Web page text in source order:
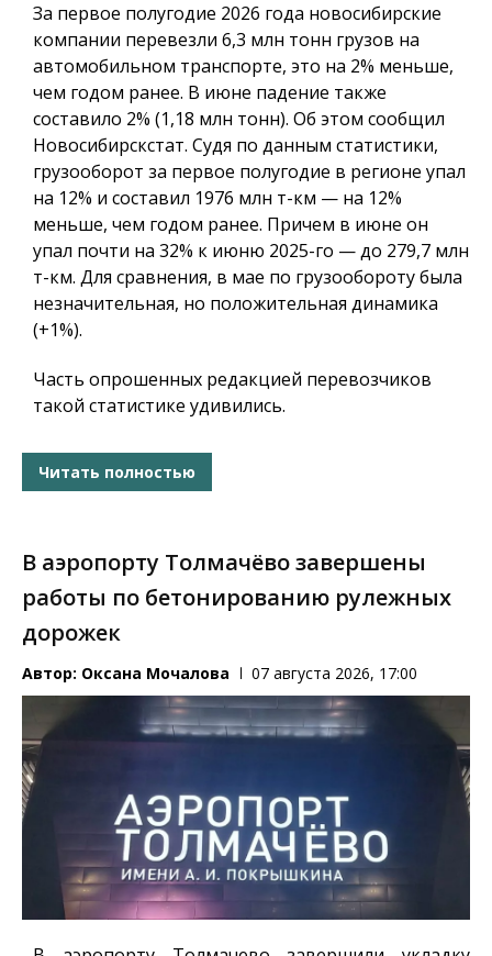
За первое полугодие 2026 года новосибирские
компании перевезли 6,3 млн тонн грузов на
автомобильном транспорте, это на 2% меньше,
чем годом ранее. В июне падение также
составило 2% (1,18 млн тонн). Об этом сообщил
Новосибирскстат. Судя по данным статистики,
грузооборот за первое полугодие в регионе упал
на 12% и составил 1976 млн т-км — на 12%
меньше, чем годом ранее. Причем в июне он
упал почти на 32% к июню 2025-го — до 279,7 млн
т-км. Для сравнения, в мае по грузообороту была
незначительная, но положительная динамика
(+1%).
Часть опрошенных редакцией перевозчиков
такой статистике удивились.
Читать полностью
В аэропорту Толмачёво завершены
работы по бетонированию рулежных
дорожек
Автор: Оксана Мочалова 07 августа 2026, 17:00